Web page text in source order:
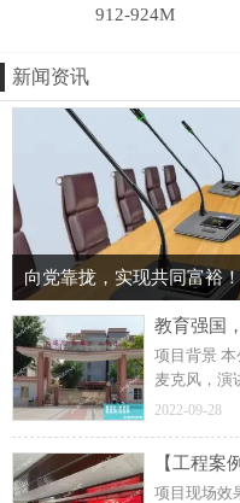
912-924M
新闻资讯
向党靠拢，实现共同富裕！
教育强国
项目背景 本公司主营产品有无线麦克风，远距离演出
麦克风，演
网络会议系
2022-09-28
项目现场效